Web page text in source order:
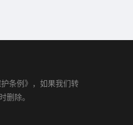
条例》，如果我们转
删除。